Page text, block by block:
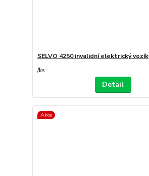
SELVO 4250 invalidní elektrický vozík
/ks
Detail
Akce